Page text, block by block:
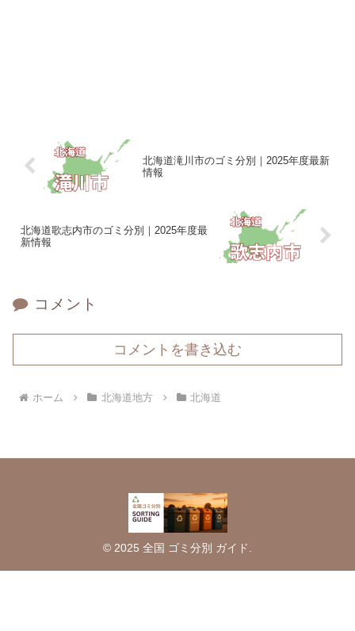
北海道滝川市のゴミ分別｜2025年度最新
情報
北海道歌志内市のゴミ分別｜2025年度最
新情報
コメント
コメントを書き込む
ホーム 北海道地方 北海道
© 2025 全国 ゴミ分別 ガイド.